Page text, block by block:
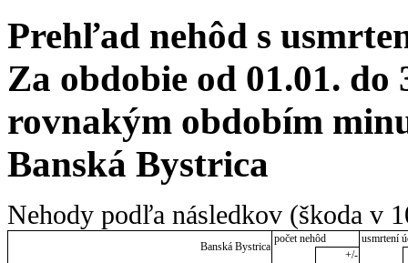
Prehľad nehôd s
Za obdobie od 01.01. do
rovnakým obdobím
Banská Bystrica
Nehody podľa následkov (škoda v
Banská Bystrica
počet nehôd
usmrtení
+/-